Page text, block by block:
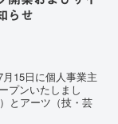
らせ
15日に個人事業主
プンいたしまし
とアーツ（技・芸